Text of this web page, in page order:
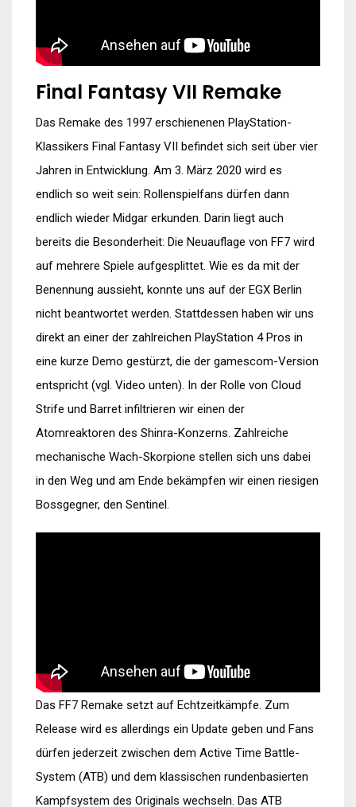
Final Fantasy VII Remake
Das Remake des 1997 erschienenen PlayStation-
Klassikers Final Fantasy VII befindet sich seit über vier
Jahren in Entwicklung. Am 3. März 2020 wird es
endlich so weit sein: Rollenspielfans dürfen dann
endlich wieder Midgar erkunden. Darin liegt auch
bereits die Besonderheit: Die Neuauflage von FF7 wird
auf mehrere Spiele aufgesplittet. Wie es da mit der
Benennung aussieht, konnte uns auf der EGX Berlin
nicht beantwortet werden. Stattdessen haben wir uns
direkt an einer der zahlreichen PlayStation 4 Pros in
eine kurze Demo gestürzt, die der gamescom-Version
entspricht (vgl. Video unten). In der Rolle von Cloud
Strife und Barret infiltrieren wir einen der
Atomreaktoren des Shinra-Konzerns. Zahlreiche
mechanische Wach-Skorpione stellen sich uns dabei
in den Weg und am Ende bekämpfen wir einen riesigen
Bossgegner, den Sentinel.
Das FF7 Remake setzt auf Echtzeitkämpfe. Zum
Release wird es allerdings ein Update geben und Fans
dürfen jederzeit zwischen dem Active Time Battle-
System (ATB) und dem klassischen rundenbasierten
Kampfsystem des Originals wechseln. Das ATB